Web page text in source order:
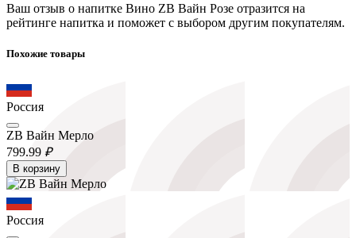
Ваш отзыв о напитке Вино ZB Вайн Розе отразится на
рейтинге напитка и поможет с выбором другим покупателям.
Похожие товары
Россия
ZB Вайн Мерло
799.99 ₽
В корзину
Россия